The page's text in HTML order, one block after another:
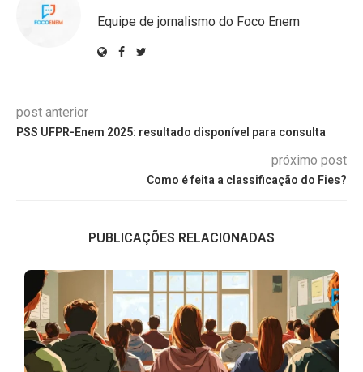
Equipe de jornalismo do Foco Enem
post anterior
PSS UFPR-Enem 2025: resultado disponível para consulta
próximo post
Como é feita a classificação do Fies?
PUBLICAÇÕES RELACIONADAS